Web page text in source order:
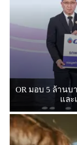
OR มอบ 5 ล้าน
และ